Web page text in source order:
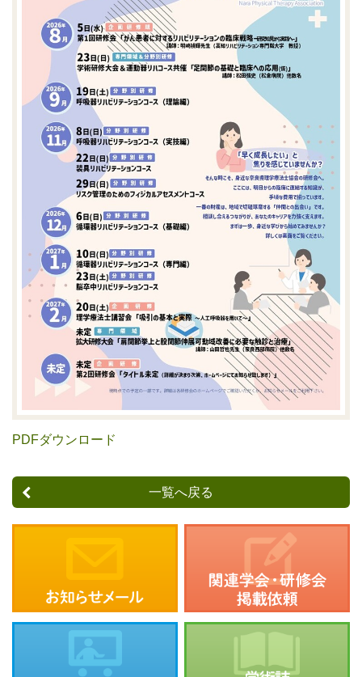
PDFダウンロード
一覧へ戻る